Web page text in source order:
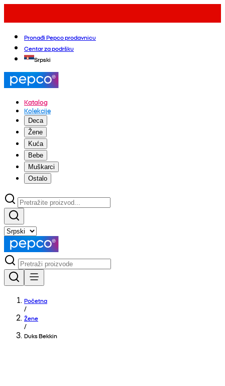
Pronađi Pepco prodavnicu
Centar za podršku
Srpski
Katalog
Kolekcije
Deca
Žene
Kuća
Bebe
Muškarci
Ostalo
Početna
/
Žene
/
Duks Bekkin